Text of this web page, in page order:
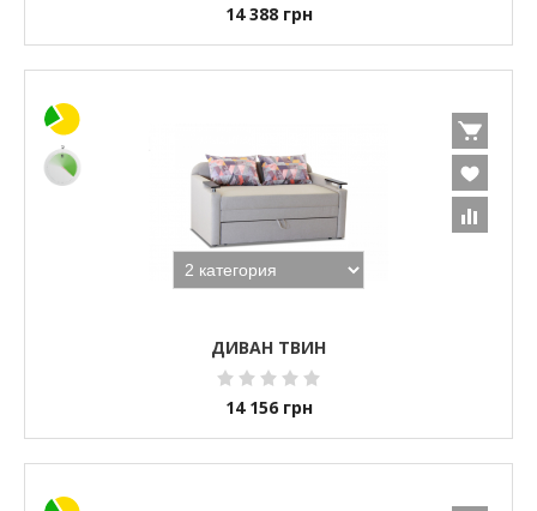
14 388 грн
ДИВАН ТВИН
14 156 грн